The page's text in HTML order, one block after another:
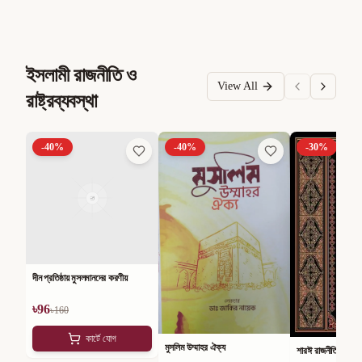
ইসলামী রাজনীতি ও
রাষ্ট্রব্যবস্থা
View All
-40%
দীন প্রতিষ্ঠায় মুসলমানদের করণীয়
৳96৳160
কার্টে যোগ
-40%
মুসলিম উম্মাহর ঐক্য
-30%
শারঈ রাজনীতি